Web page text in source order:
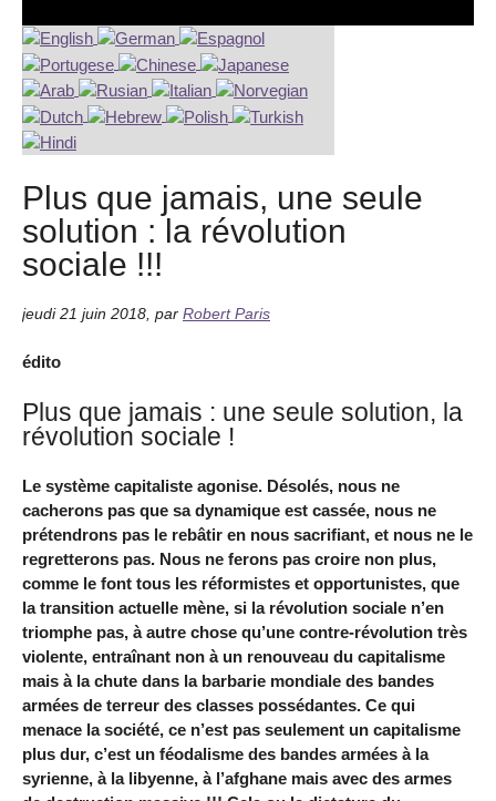
Plus que jamais, une seule
solution : la révolution
sociale !!!
jeudi 21 juin 2018 par Robert Paris
édito
Plus que jamais : une seule solution, la
révolution sociale !
Le système capitaliste agonise. Désolés, nous ne
cacherons pas que sa dynamique est cassée, nous ne
prétendrons pas le rebâtir en nous sacrifiant, et nous ne le
regretterons pas. Nous ne ferons pas croire non plus,
comme le font tous les réformistes et opportunistes, que
la transition actuelle mène, si la révolution sociale n’en
triomphe pas, à autre chose qu’une contre-révolution très
violente, entraînant non à un renouveau du capitalisme
mais à la chute dans la barbarie mondiale des bandes
armées de terreur des classes possédantes. Ce qui
menace la société, ce n’est pas seulement un capitalisme
plus dur, c’est un féodalisme des bandes armées à la
syrienne, à la libyenne, à l’afghane mais avec des armes